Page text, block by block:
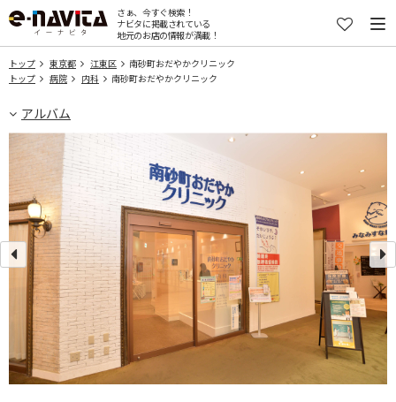
さぁ、今すぐ検索！
ナビタに掲載されている
地元のお店の情報が満載！
トップ 東京都 江東区
南砂町おだやかクリニック
トップ
病院 内科 南砂町おだやかクリニック
アルバム